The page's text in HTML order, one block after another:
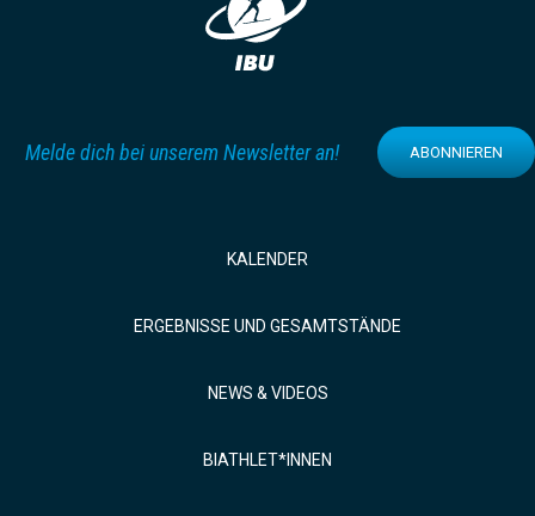
Melde dich bei unserem Newsletter an! ABONNIEREN
KALENDER
ERGEBNISSE UND GESAMTSTÄNDE
NEWS & VIDEOS
BIATHLET*INNEN